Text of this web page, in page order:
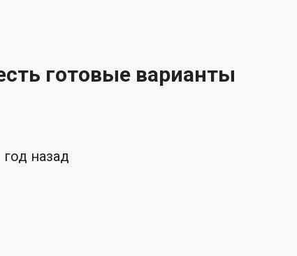
готовые варианты
год назад